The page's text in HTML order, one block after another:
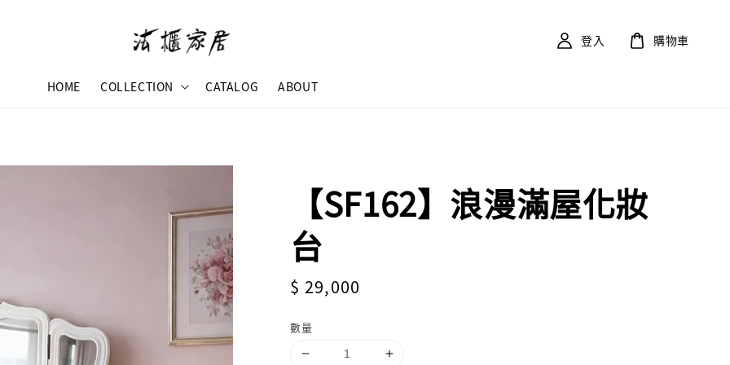
HOME COLLECTION CATALOG ABOUT
登入 購物車
【SF162】浪漫滿屋化妝
台
Regular
$ 29,000
數量